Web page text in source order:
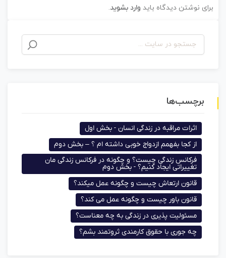
برای نوشتن دیدگاه بایدوارد بشوید.
برچسب‌ها
اثرات مراقبه در زندگی انسان - بخش اول
از کجا بفهمم ازدواج خوبی داشته ام ؟ – بخش دوم
فرکانس زندگی چیست؟ و چگونه در فرکانس زندگی مان
تغییراتی ایجاد کنیم؟ - بخش دوم
قانون ارتعاش چیست و چگونه عمل میکند؟
قانون باور چیست و چگونه عمل می کند؟
مسئولیت پذیری در زندگی به چه معناست؟
چه جوری با حقوق کارمندی ثروتمند بشم؟